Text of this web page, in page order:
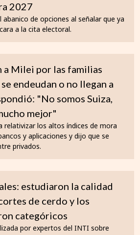
2027
abanico de opciones al señalar que ya
a la cita electoral.
a Milei por las familias
endeudan o no llegan a
"No somos Suiza,
mejor"
relativizar los altos índices de mora
y aplicaciones y dijo que se
privados.
estudiaron la calidad
de cerdo y los
categóricos
por expertos del INTI sobre